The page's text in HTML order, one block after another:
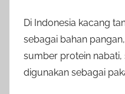
Di Indonesia kacang
sebagai bahan
sumber protein nabati,
digunakan sebagai